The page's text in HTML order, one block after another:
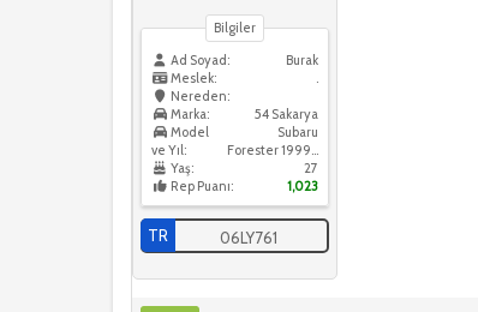
Bilgiler
Ad Soyad:
Burak
Meslek:
.
Nereden:
54 Sakarya
Marka:
Subaru
Model
ve Yıl:
Forester 1999 / Forester 2006
Yaş:
27
Rep Puanı:
1,023
TR 06LY761